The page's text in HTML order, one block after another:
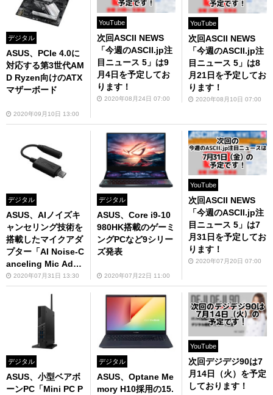
デジタル
ASUS、PCIe 4.0に
対応する第3世代AM
D Ryzen向けのATX
マザーボード
2020年09月10日 13:00
YouTube
次回ASCII NEWS
「今週のASCII.jp注
目ニュース 5」は9
月4日を予定してお
ります！
2020年08月24日 07:00
YouTube
次回ASCII NEWS
「今週のASCII.jp注
目ニュース 5」は8
月21日を予定してお
ります！
2020年08月10日 07:00
デジタル
ASUS、AIノイズキ
ャンセリング技術を
搭載したマイクアダ
プター「AI Noise-C
anceling Mic Adap
ter」
2020年07月31日 13:30
デジタル
ASUS、Core i9-10
980HK搭載のゲーミ
ングPCなど9シリー
ズ発表
2020年07月22日 11:00
YouTube
次回ASCII NEWS
「今週のASCII.jp注
目ニュース 5」は7
月31日を予定してお
ります！
2020年07月20日 07:00
デジタル
ASUS、小型ベアボ
ーンPC「Mini PC P
デジタル
ASUS、Optane Me
mory H10採用の15.
YouTube
次回デジデジ90は7
月14日（火）を予定
しております！